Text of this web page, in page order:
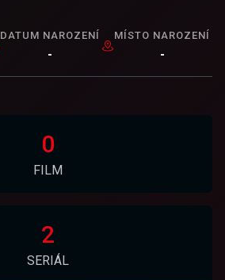
DATUM NAROZENÍ
-
MÍSTO NAROZENÍ
-
0
FILM
2
SERIÁL